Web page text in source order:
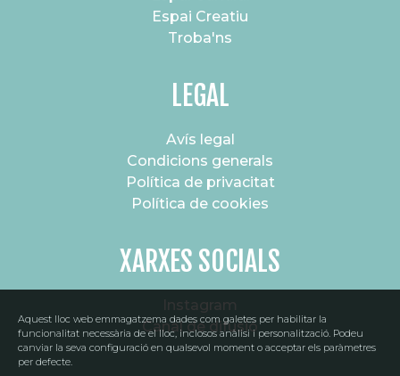
Espai Creatiu
Troba'ns
LEGAL
Avís legal
Condicions generals
Política de privacitat
Política de cookies
XARXES SOCIALS
Canal de difusió
Aquest lloc web emmagatzema dades com galetes per habilitar la
funcionalitat necessària de el lloc, inclosos anàlisi i personalització. Podeu
canviar la seva configuració en qualsevol moment o acceptar els paràmetres
per defecte.
SUBSCRIU-TE AL NOSTRE BUTLLETÍ